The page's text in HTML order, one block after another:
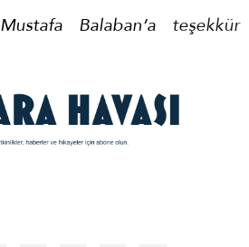
Mustafa Balaban‘a teşekkür